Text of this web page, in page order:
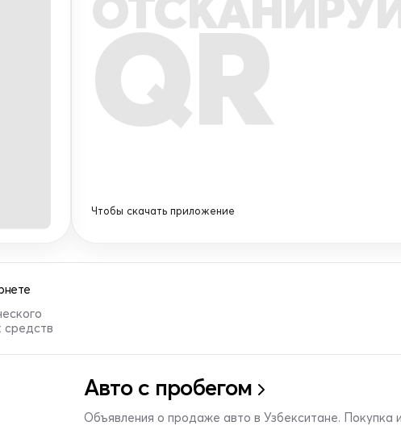
QR
Чтобы скачать приложение
средств
Авто с пробегом
Объявления о продаже авто в Узбекситане. Покупка